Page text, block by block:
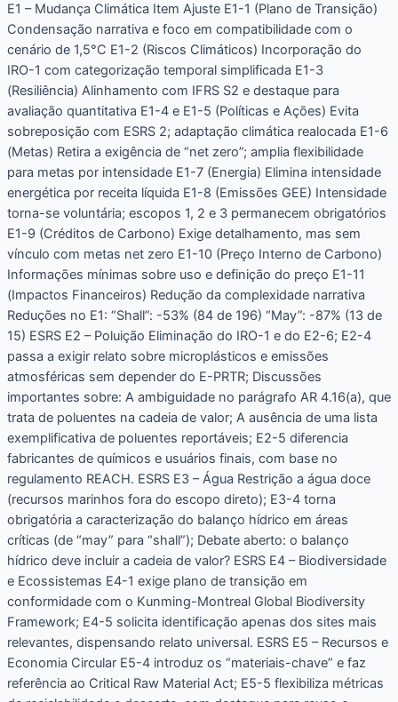
E1 – Mudança Climática Item Ajuste E1-1 (Plano de Transição)
Condensação narrativa e foco em compatibilidade com o
cenário de 1,5°C E1-2 (Riscos Climáticos) Incorporação do
IRO-1 com categorização temporal simplificada E1-3
(Resiliência) Alinhamento com IFRS S2 e destaque para
avaliação quantitativa E1-4 e E1-5 (Políticas e Ações) Evita
sobreposição com ESRS 2; adaptação climática realocada E1-6
(Metas) Retira a exigência de “net zero”; amplia flexibilidade
para metas por intensidade E1-7 (Energia) Elimina intensidade
energética por receita líquida E1-8 (Emissões GEE) Intensidade
torna-se voluntária; escopos 1, 2 e 3 permanecem obrigatórios
E1-9 (Créditos de Carbono) Exige detalhamento, mas sem
vínculo com metas net zero E1-10 (Preço Interno de Carbono)
Informações mínimas sobre uso e definição do preço E1-11
(Impactos Financeiros) Redução da complexidade narrativa
Reduções no E1: “Shall”: -53% (84 de 196) “May”: -87% (13 de
15) ESRS E2 – Poluição Eliminação do IRO-1 e do E2-6; E2-4
passa a exigir relato sobre microplásticos e emissões
atmosféricas sem depender do E-PRTR; Discussões
importantes sobre: A ambiguidade no parágrafo AR 4.16(a), que
trata de poluentes na cadeia de valor; A ausência de uma lista
exemplificativa de poluentes reportáveis; E2-5 diferencia
fabricantes de químicos e usuários finais, com base no
regulamento REACH. ESRS E3 – Água Restrição a água doce
(recursos marinhos fora do escopo direto); E3-4 torna
obrigatória a caracterização do balanço hídrico em áreas
críticas (de “may” para “shall”); Debate aberto: o balanço
hídrico deve incluir a cadeia de valor? ESRS E4 – Biodiversidade
e Ecossistemas E4-1 exige plano de transição em
conformidade com o Kunming-Montreal Global Biodiversity
Framework; E4-5 solicita identificação apenas dos sites mais
relevantes, dispensando relato universal. ESRS E5 – Recursos e
Economia Circular E5-4 introduz os “materiais-chave” e faz
referência ao Critical Raw Material Act; E5-5 flexibiliza métricas